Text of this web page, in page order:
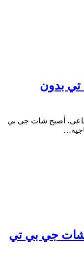
بدون
أصبح شات جي بي
شات جي بي تي